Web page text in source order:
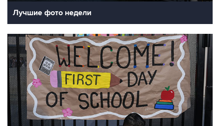
Лучшие фото недели